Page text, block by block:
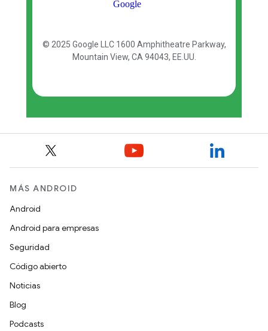
MÁS ANDROID
Android
Android para empresas
Seguridad
Código abierto
Noticias
Blog
Podcasts